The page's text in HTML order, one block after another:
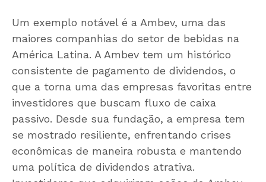
Um exemplo notável é a Ambev, uma das
maiores companhias do setor de bebidas na
América Latina. A Ambev tem um histórico
consistente de pagamento de dividendos, o
que a torna uma das empresas favoritas entre
investidores que buscam fluxo de caixa
passivo. Desde sua fundação, a empresa tem
se mostrado resiliente, enfrentando crises
econômicas de maneira robusta e mantendo
uma política de dividendos atrativa.